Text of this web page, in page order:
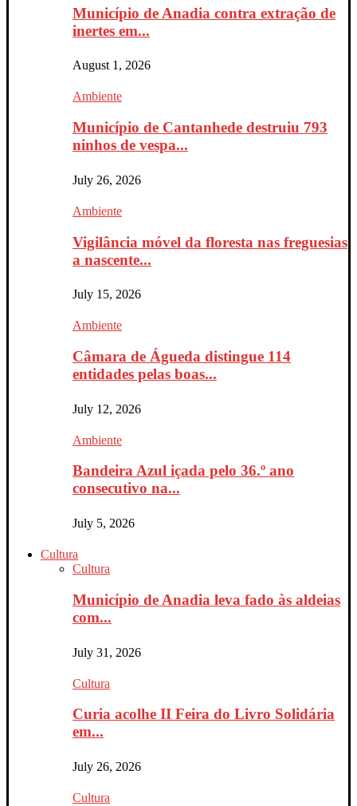
Município de Anadia contra extração de
inertes em...
August 1, 2026
Ambiente
Município de Cantanhede destruiu 793
ninhos de vespa...
July 26, 2026
Ambiente
Vigilância móvel da floresta nas freguesias
a nascente...
July 15, 2026
Ambiente
Câmara de Águeda distingue 114
entidades pelas boas...
July 12, 2026
Ambiente
Bandeira Azul içada pelo 36.º ano
consecutivo na...
July 5, 2026
Cultura
Cultura
Município de Anadia leva fado às aldeias
com...
July 31, 2026
Cultura
Curia acolhe II Feira do Livro Solidária
em...
July 26, 2026
Cultura